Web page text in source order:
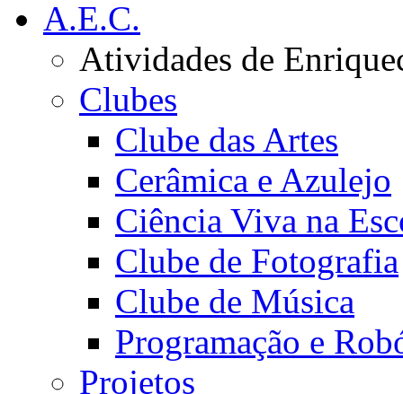
A.E.C.
Atividades de
Clubes
Clube das Artes
Cerâmica e Azulejo
Ciência Viva na
Clube de Fotografia
Clube de Música
Programação e
Projetos